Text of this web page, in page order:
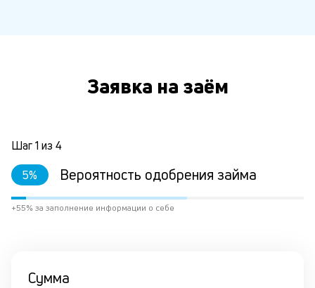
Заявка на заём
Шаг1 из 4
5% Вероятность одобрения займа
+55% за заполнение информации о себе
Сумма